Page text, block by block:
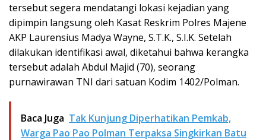
tersebut segera mendatangi lokasi kejadian yang
dipimpin langsung oleh Kasat Reskrim Polres Majene
AKP Laurensius Madya Wayne, S.T.K., S.I.K. Setelah
dilakukan identifikasi awal, diketahui bahwa kerangka
tersebut adalah Abdul Majid (70), seorang
purnawirawan TNI dari satuan Kodim 1402/Polman.
Baca Juga Tak Kunjung Diperhatikan Pemkab,
Warga Pao Pao Polman Terpaksa Singkirkan Batu